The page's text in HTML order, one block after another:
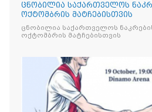
ცნობილია საქართველოს
ოქტომბრის მატჩებისთვის
ცნობილია საქართველოს
ოქტომბრის მატჩებისთვის